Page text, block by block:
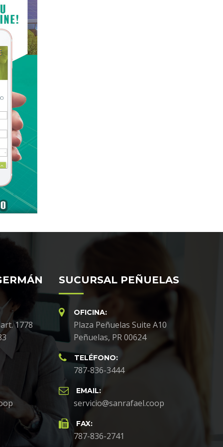
1778
SUCURSAL PEÑUELAS
OFICINA:
Plaza Peñuelas Suite A10
Peñuelas, PR 00624
TELÉFONO:
787-836-3444
EMAIL:
servicio@sanrafael.coop
FAX:
787-836-2741